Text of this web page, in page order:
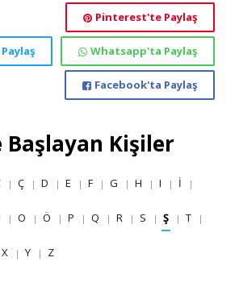
Pinterest'te Paylaş
Whatsapp'ta Paylaş
Facebook'ta Paylaş
Başlayan Kişiler
Ç D E F G H I İ
O Ö P Q R S Ş T
X Y Z